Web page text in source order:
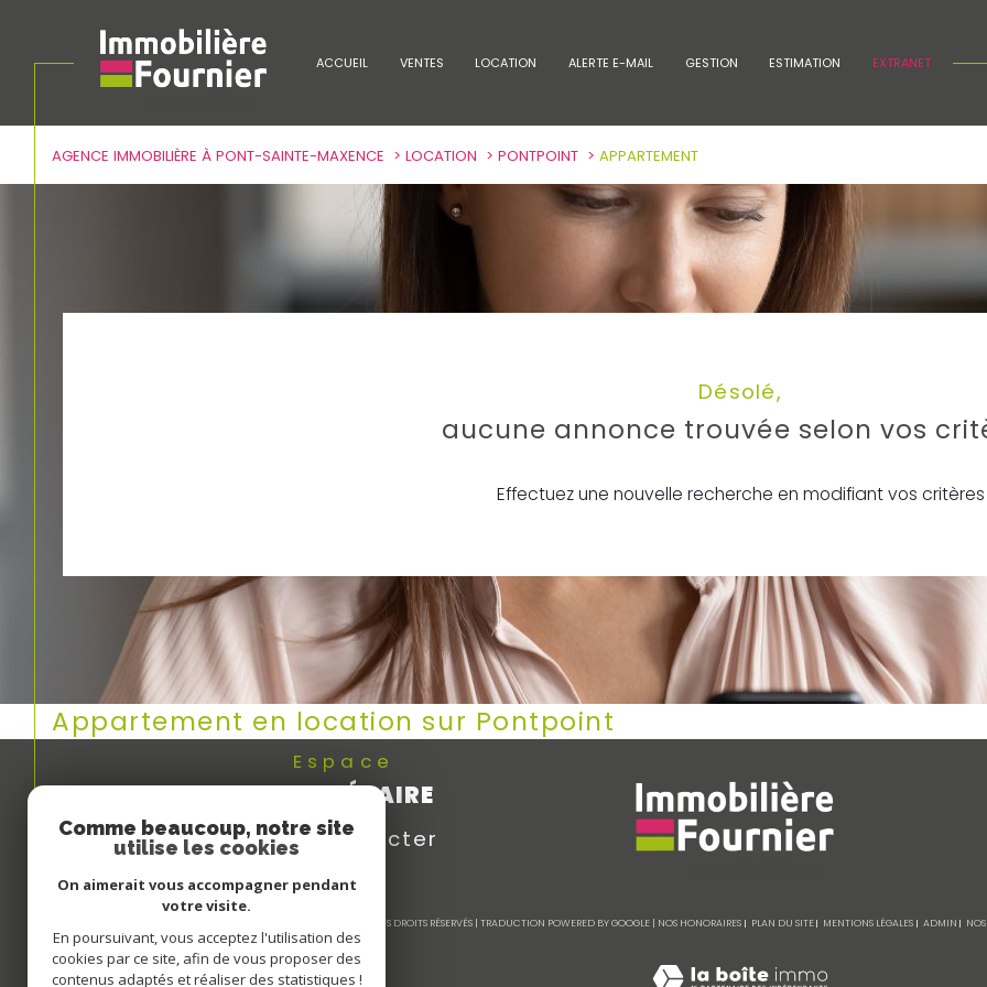
ACCUEIL VENTES LOCATION ALERTE E-MAIL GESTION ESTIMATION EXTRANET
Acheter
de l'ancien
à l'année
à l'année
Estimer
LOCALISATION LOYER
voir les0annonces
Appartement 60700 - Pontpoint
AGENCE IMMOBILIÈRE À PONT-SAINTE-MAXENCE LOCATION PONTPOINT APPARTEMENT
Désolé,
aucune annonce trouvée selon vos
Effectuez une nouvelle recherche en modifiant vos critères
Appartement en location sur Pontpoint
Espace
PROPRIÉTAIRE
Se connecter
© 2026 | TOUS DROITS RÉSERVÉS | TRADUCTION POWERED BY GOOGLE | NOS HONORAIRES PLAN DU SITE MENTIONS LÉGALES ADMIN
Comme beaucoup, notre site
utilise les cookies
On aimerait vous accompagner pendant
votre visite.
En poursuivant, vous acceptez l'utilisation des
cookies par ce site, afin de vous proposer des
contenus adaptés et réaliser des statistiques !